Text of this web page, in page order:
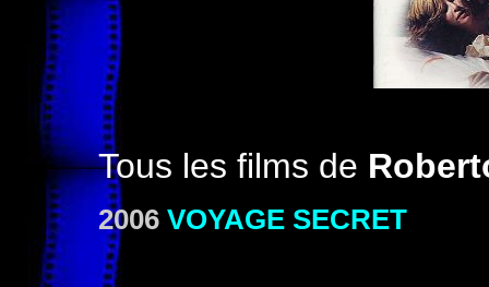
Tous les films de
2006 VOYAGE SECRET